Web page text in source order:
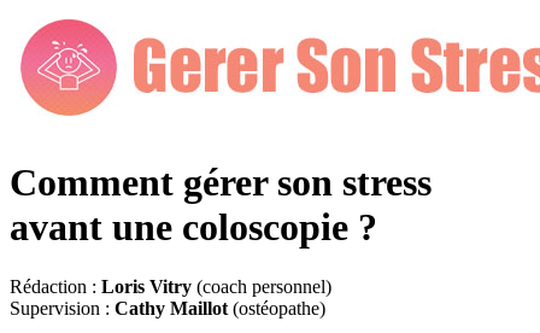
Comment gérer son stress
avant une coloscopie ?
Rédaction : Loris Vitry (coach personnel)
Supervision : Cathy Maillot (ostéopathe)